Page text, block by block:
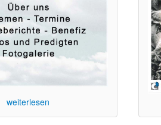
weiterlesen